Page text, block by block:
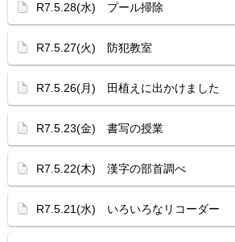
R7.5.28(水) プール掃除
R7.5.27(火) 防犯教室
R7.5.26(月) 田植えに出かけました
R7.5.23(金) 書写の授業
R7.5.22(木) 漢字の部首調べ
R7.5.21(水) いろいろなリコーダー